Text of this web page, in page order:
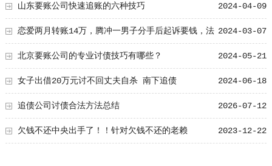
2024-04-09
山东要账公司快速追账的六种技巧
2024-03-07
恋爱两月转账14万，腾冲一男子分手后起诉要钱，法
院这样判 2024-05-21
北京要账公司的专业讨债技巧有哪些？
2024-06-18
女子出借20万元讨不回丈夫自杀 南下追债
2026-07-12
追债公司讨债合法方法总结
2023-12-22
欠钱不还中央出手了！！针对欠钱不还的老赖